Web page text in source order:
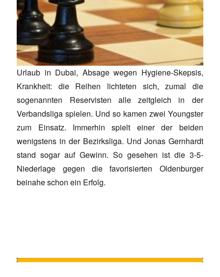
Urlaub in Dubai, Absage wegen Hygiene-Skepsis,
Krankheit: die Reihen lichteten sich, zumal die
sogenannten Reservisten alle zeitgleich in der
Verbandsliga spielen. Und so kamen zwei Youngster
zum Einsatz. Immerhin spielt einer der beiden
wenigstens in der Bezirksliga. Und Jonas Gernhardt
stand sogar auf Gewinn. So gesehen ist die 3-5-
Niederlage gegen die favorisierten Oldenburger
beinahe schon ein Erfolg.